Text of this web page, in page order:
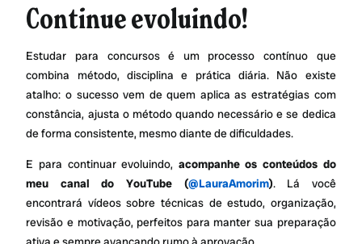
Continue evoluindo!
Estudar para concursos é um processo contínuo que
combina método, disciplina e prática diária. Não existe
atalho: o sucesso vem de quem aplica as estratégias com
constância, ajusta o método quando necessário e se dedica
de forma consistente, mesmo diante de dificuldades.
E para continuar evoluindo, acompanhe os conteúdos do
meu canal do YouTube (@LauraAmorim). Lá você
encontrará vídeos sobre técnicas de estudo, organização,
revisão e motivação, perfeitos para manter sua preparação